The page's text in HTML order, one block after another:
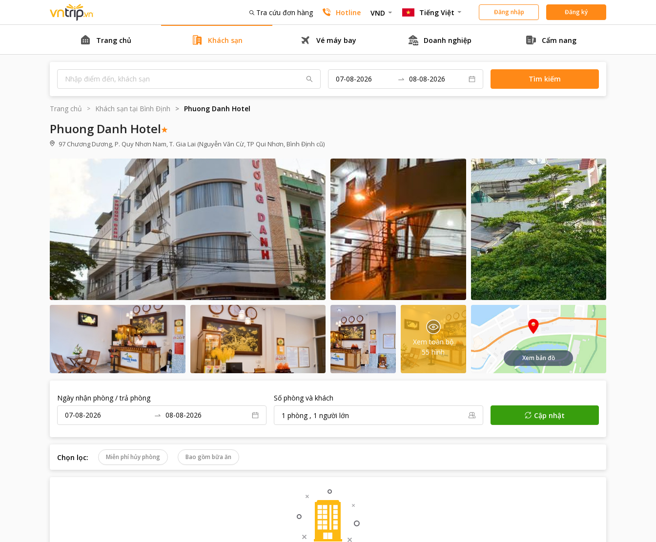
Tra cứu đơn hàng Hotline VND Tiếng Việt Đăng nhập Đăng ký
Trang chủ Khách sạn Vé máy bay Doanh nghiệp Cẩm nang
Tìm kiếm
Trang chủ Khách sạn tại Bình Định Phuong Danh Hotel
Phuong Danh Hotel
97 Chương Dương, P. Quy Nhơn Nam, T. Gia Lai (Nguyễn Văn Cừ, TP Qui Nhơn, Bình Định cũ)
Xem toàn bộ
55 hình
Xem bản đồ
Ngày nhận phòng / trả phòng
Số phòng và khách
1 phòng, 1 người lớn Cập nhật
Chọn lọc: Miễn phí hủy phòng Bao gồm bữa ăn